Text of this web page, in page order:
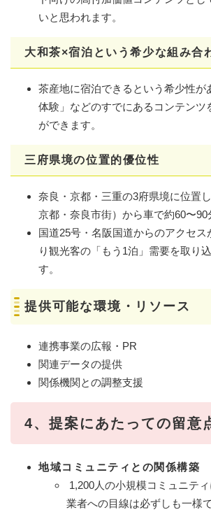
いと思われます。
大和茶×宿泊という希少な組み合
茶産地に宿泊できるという希少性が
体験」などのすでにあるコンテンツ
ができます。
三府県境の位置的優位性
奈良・京都・三重の3府県境に位置
京都・奈良市街）から車で約60〜90
国道25号・名阪国道からのアクセ
り観光客の「もう1泊」需要を取り
す。
提供可能な環境・リソース
連携事業の広報・PR
関連データの提供
関係機関との調整支援
4、提案にあたっての留意
地域コミュニティとの関係構築
1,200人の小規模コミュニテ
業者への目線は必ずしも一様